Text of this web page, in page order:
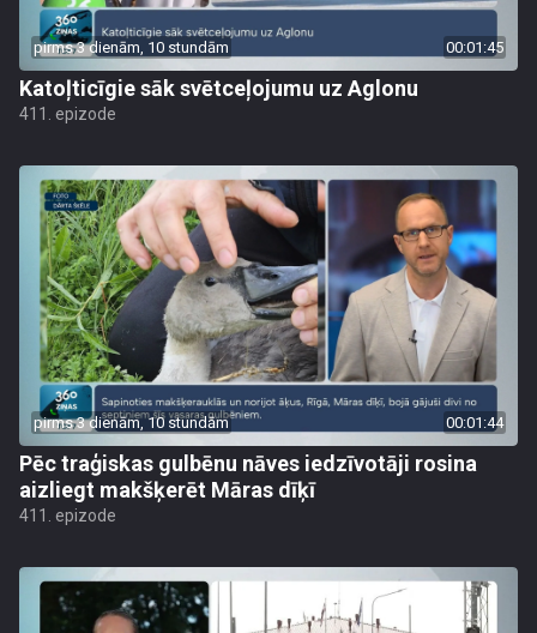
pirms 3 dienām, 10 stundām 00:01:45
Katoļticīgie sāk svētceļojumu uz Aglonu
411. epizode
pirms 3 dienām, 10 stundām 00:01:44
Pēc traģiskas gulbēnu nāves iedzīvotāji rosina
aizliegt makšķerēt Māras dīķī
411. epizode